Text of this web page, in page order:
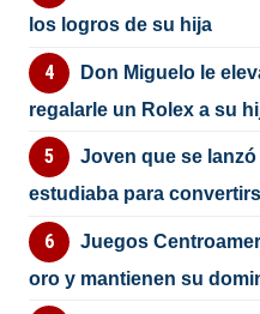
los logros de su hija
Don Miguelo le
regalarle un Rolex a su
Joven que se
estudiaba para
Juegos
oro y mantienen su